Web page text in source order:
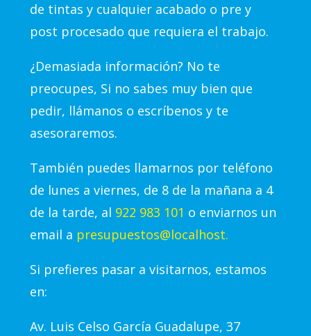
de tintas y cualquier acabado o pre y
post procesado que requiera el trabajo.
¿Demasiada información? No te
preocupes, Si no sabes muy bien que
pedir, llámanos o escríbenos y te
asesoraremos.
También puedes llamarnos por teléfono
de lunes a viernes, de 8 de la mañana a 4
de la tarde, al 922 983 101 o enviarnos un
email a presupuestos@localhost.
Si prefieres pasar a visitarnos, estamos
en:
Av. Luis Celso García Guadalupe, 37